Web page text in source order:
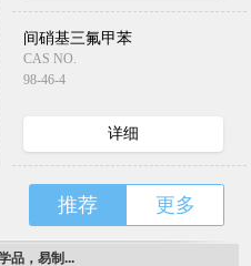
间硝基三氟甲苯
CAS NO.
98-46-4
详细
推荐 更多
品，易制...